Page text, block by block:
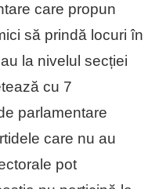
care propun
să prindă locuri în
la nivelul secției
cu 7
parlamentare
care nu au
pot